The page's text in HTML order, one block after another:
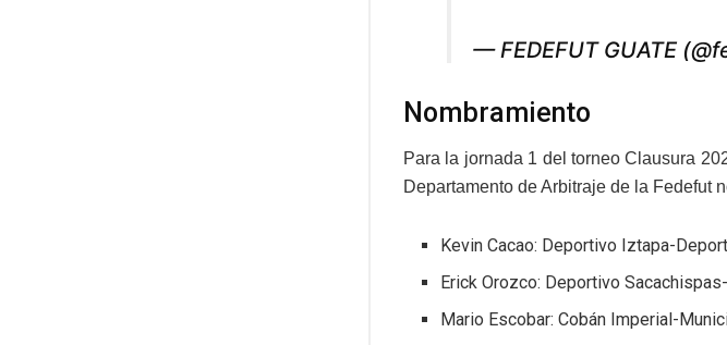
— FEDEFUT GUATE
Nombramiento
Para la jornada 1 del torneo Clausura
Departamento de Arbitraje de la Fedefut
Kevin Cacao: Deportivo Iztapa-
Erick Orozco: Deportivo
Mario Escobar: Cobán Imperial-